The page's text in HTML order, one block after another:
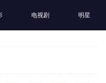
电视剧 明星